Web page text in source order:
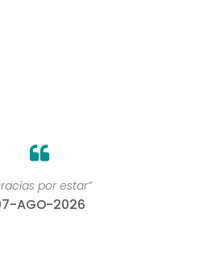
por estar”
AGO-2026